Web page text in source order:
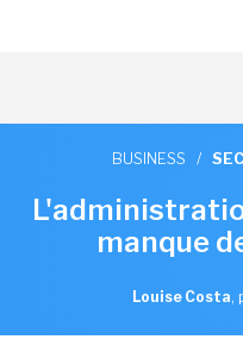
BUSINESS /
manque
Louise Costa,